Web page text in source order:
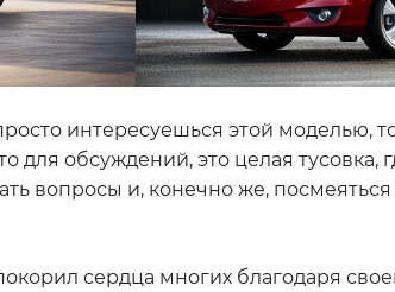
интересуешься этой моделью,
для обсуждений, это целая тусовка,
вопросы и, конечно же,
сердца многих благодаря